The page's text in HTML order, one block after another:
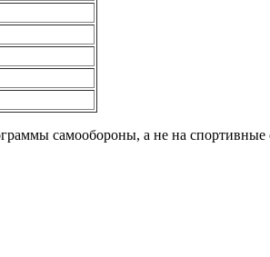
самообороны, а не на